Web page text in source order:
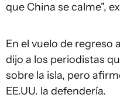
que China se calme",
En el vuelo de regreso
dijo a los periodistas
sobre la isla, pero
EE.UU. la defendería.